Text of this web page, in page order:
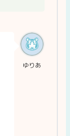
ゆりあ